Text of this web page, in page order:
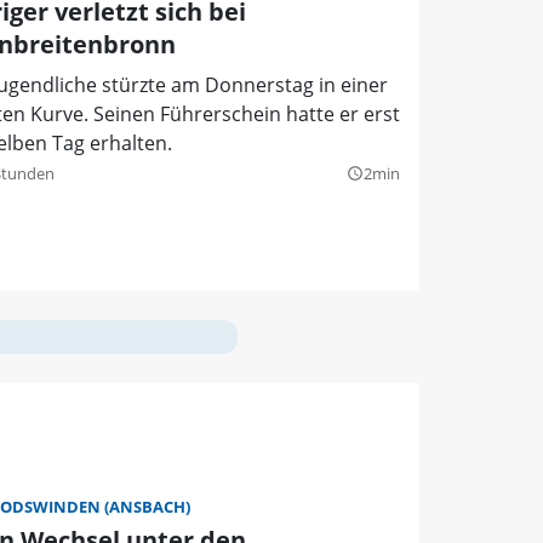
verletzt sich bei
stürzte am Donnerstag in einer
Kurve. Seinen Führerschein hatte er erst
Tag erhalten.
query_builder2min
(ANSBACH)